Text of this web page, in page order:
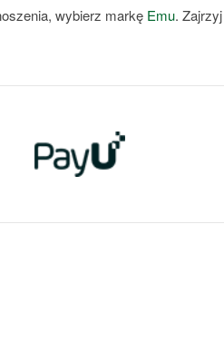
wybierz markę Emu.